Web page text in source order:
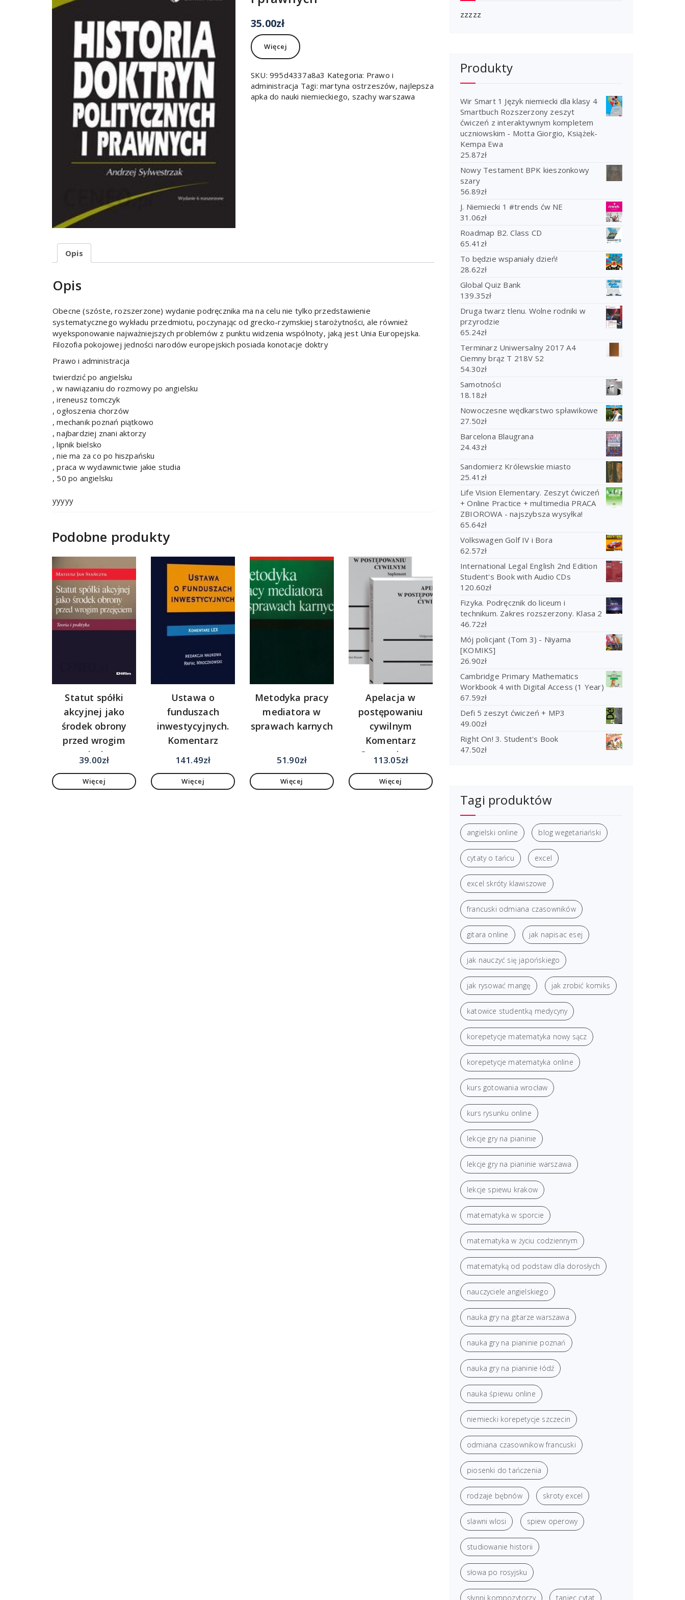
35.00zł
Więcej
SKU: 995d4337a8a3 Kategoria: Prawo i
administracja Tagi:martyna ostrzeszów,najlepsza
apka do nauki niemieckiego, szachy warszawa
Opis
Opis
Obecne (szóste, rozszerzone) wydanie podręcznika ma na celu nie tylko przedstawienie
systematycznego wykładu przedmiotu, poczynając od grecko-rzymskiej starożytności, ale również
wyeksponowanie najważniejszych problemów z punktu widzenia wspólnoty, jaką jest Unia Europejska.
Filozofia pokojowej jedności narodów europejskich posiada konotacje doktry
Prawo i administracja
twierdzić po angielsku
, w nawiązaniu do rozmowy po angielsku
, ireneusz tomczyk
, ogłoszenia chorzów
, mechanik poznań piątkowo
, najbardziej znani aktorzy
, lipnik bielsko
, nie ma za co po hiszpańsku
, praca w wydawnictwie jakie studia
, 50 po angielsku
yyyyy
Podobne produkty
Statut spółki
akcyjnej jako
środek obrony
przed wrogim
przejęciem.
#
39.00zł
Więcej
Ustawa o
funduszach
inwestycyjnych.
Komentarz
141.49zł
Więcej
Metodyka pracy
mediatora w
sprawach karnych
51.90zł
Więcej
Apelacja w
postępowaniu
cywilnym
Komentarz
Orzecznictwo
113.05zł
Więcej
zzzzz
Produkty
Wir Smart 1 Język niemiecki dla klasy 4
Smartbuch Rozszerzony zeszyt
ćwiczeń z interaktywnym kompletem
uczniowskim - Motta Giorgio, Książek-
Kempa Ewa
25.87zł
Nowy Testament BPK kieszonkowy
szary
56.89zł
J. Niemiecki 1 #trends ćw NE
31.06zł
Roadmap B2. Class CD
65.41 zł
To będzie wspaniały dzień!
28.62zł
Global Quiz Bank
139.35zł
Druga twarz tlenu. Wolne rodniki w
przyrodzie
65.24zł
Terminarz Uniwersalny 2017 A4
Ciemny brąz T 218V S2
54.30zł
Samotności
18.18zł
Nowoczesne wędkarstwo spławikowe
27.50zł
Barcelona Blaugrana
24.43zł
Sandomierz Królewskie miasto
25.41 zł
Life Vision Elementary. Zeszyt ćwiczeń
+ Online Practice + multimedia PRACA
ZBIOROWA - najszybsza wysyłka!
65.64zł
Volkswagen Golf IV i Bora
62.57zł
International Legal English 2nd Edition
Student's Book with Audio CDs
120.60zł
Fizyka. Podręcznik do liceum i
technikum. Zakres rozszerzony. Klasa 2
46.72zł
Mój policjant (Tom 3) - Niyama
[KOMIKS]
26.90zł
Cambridge Primary Mathematics
Workbook 4 with Digital Access (1 Year)
67.59zł
Defi 5 zeszyt ćwiczeń + MP3
49.00zł
Right On! 3. Student's Book
47.50zł
Tagi produktów
angielski online blog wegetariański
cytaty o tańcu excel
excel skróty klawiszowe
francuski odmiana czasowników
gitara online jak napisac esej
jak nauczyć się japońskiego
jak rysować mangę jak zrobić komiks
katowice studentką medycyny
korepetycje matematyka nowy sącz
korepetycje matematyka online
kurs gotowania wrocław
kurs rysunku online
lekcje gry na pianinie
lekcje gry na pianinie warszawa
lekcje spiewu krakow
matematyka w sporcie
matematyka w życiu codziennym
matematyką od podstaw dla dorosłych
nauczyciele angielskiego
nauka gry na gitarze warszawa
nauka gry na pianinie poznań
nauka gry na pianinie łódź
nauka śpiewu online
niemiecki korepetycje szczecin
odmiana czasownikow francuski
piosenki do tańczenia
rodzaje bębnów skroty excel
slawni wlosi spiew operowy
studiowanie historii
słowa po rosyjsku
słynni kompozytorzy taniec cytat